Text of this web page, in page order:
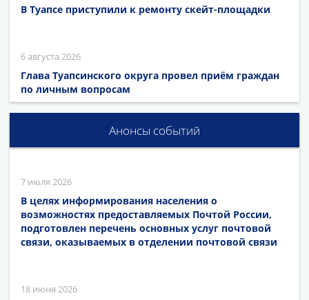
В Туапсе приступили к ремонту скейт-площадки
6 августа 2026
Глава Туапсинского округа провел приём граждан
по личным вопросам
Анонсы событий
7 июля 2026
В целях информирования населения о
возможностях предоставляемых Почтой России,
подготовлен перечень основных услуг почтовой
связи, оказываемых в отделении почтовой связи
18 июня 2026